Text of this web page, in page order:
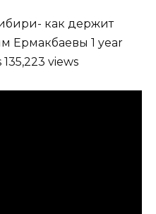
как держит
Ермакбаевы 1 year
views